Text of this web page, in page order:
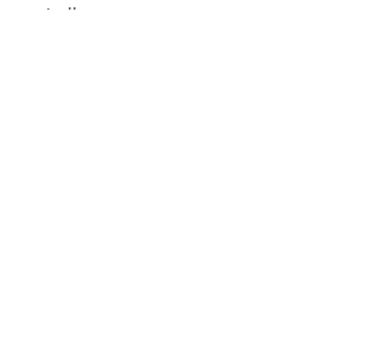
puterii .